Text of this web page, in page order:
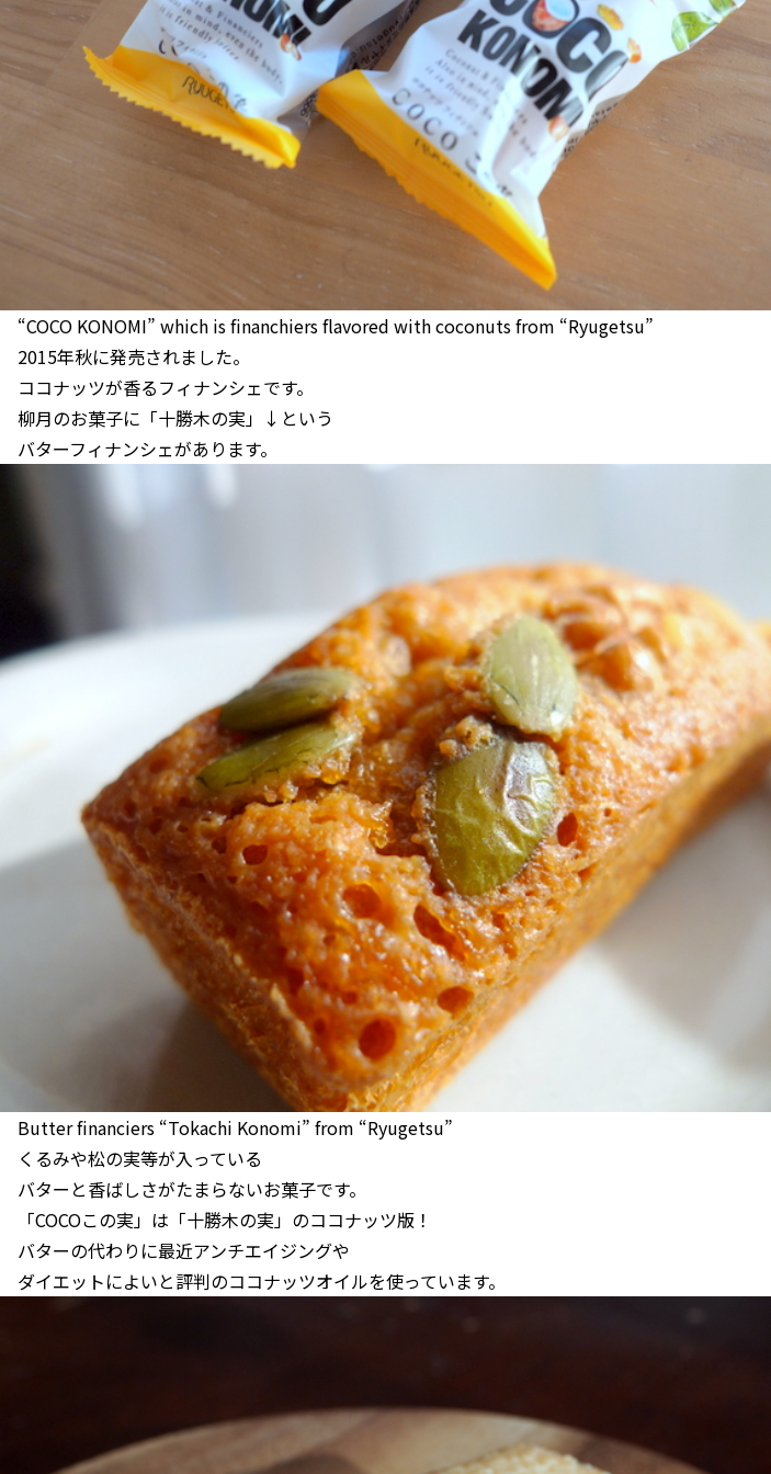
“COCO KONOMI” which is financhiers flavored with coconuts from “Ryugetsu”
2015年秋に発売されました。
ココナッツが香るフィナンシェです。
柳月のお菓子に「十勝木の実」↓という
バターフィナンシェがあります。
Butter financiers “Tokachi Konomi” from “Ryugetsu”
くるみや松の実等が入っている
バターと香ばしさがたまらないお菓子です。
「COCOこの実」は「十勝木の実」のココナッツ版！
バターの代わりに最近アンチエイジングや
ダイエットによいと評判のココナッツオイルを使っています。